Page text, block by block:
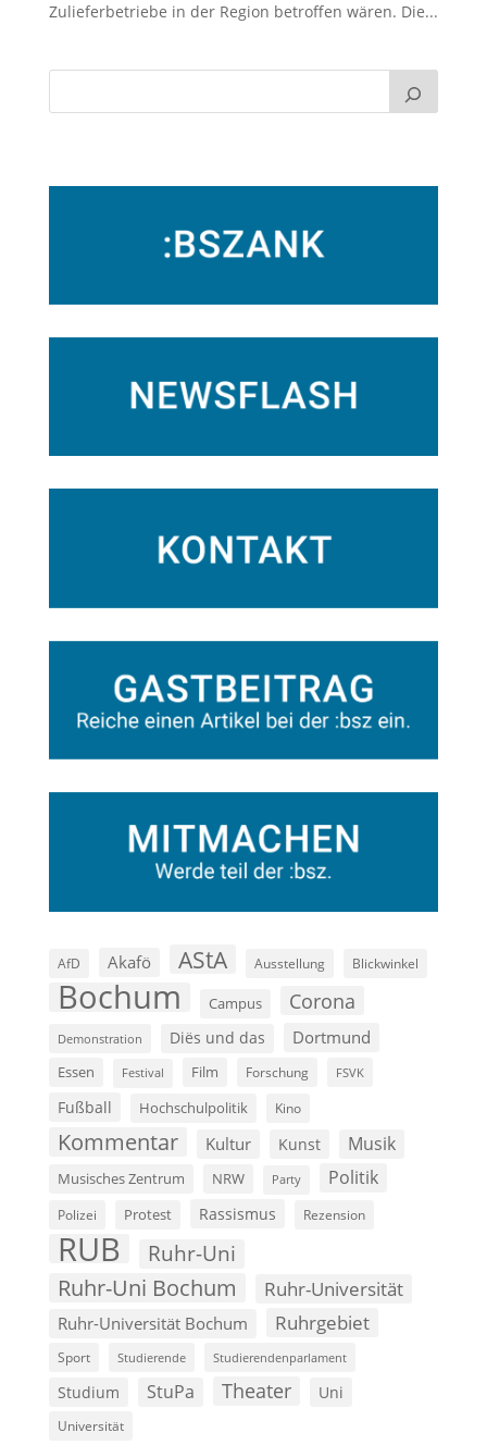
Zulieferbetriebe in der Region betroffen wären. Die...
AfD Akafö AStA Ausstellung Blickwinkel
Bochum Campus Corona
Demonstration Diës und das Dortmund
Essen Festival Film Forschung FSVK
Fußball Hochschulpolitik Kino
Kommentar Kultur Kunst Musik
Musisches Zentrum NRW Party Politik
Polizei Protest Rassismus Rezension
RUB Ruhr-Uni
Ruhr-Uni Bochum Ruhr-Universität
Ruhr-Universität Bochum Ruhrgebiet
Sport Studierende Studierendenparlament
Studium StuPa Theater Uni
Universität